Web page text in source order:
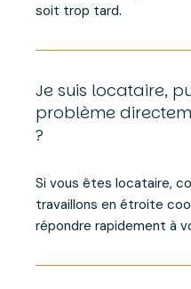
soit trop tard.
Je suis locataire,
problème
?
Si vous êtes locataire,
travaillons en étroite
répondre rapidement à